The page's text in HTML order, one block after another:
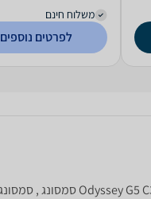
משלוח חינם
לפרטים נוספים